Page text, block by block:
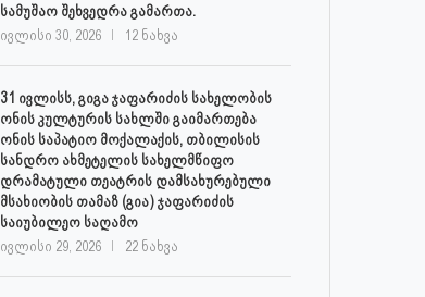
სამუშაო შეხვედრა გამართა.
ივლისი 30, 2026 12 ნახვა
31 ივლისს, გიგა ჯაფარიძის სახელობის
ონის კულტურის სახლში გაიმართება
ონის საპატიო მოქალაქის, თბილისის
სანდრო ახმეტელის სახელმწიფო
დრამატული თეატრის დამსახურებული
მსახიობის თამაზ (გია) ჯაფარიძის
საიუბილეო საღამო
ივლისი 29, 2026 22 ნახვა